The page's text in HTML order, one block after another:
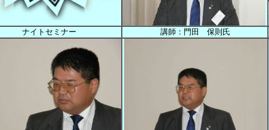
ナイトセミナー 講師：門田 保則氏